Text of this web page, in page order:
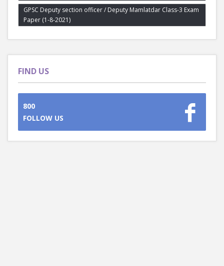
GPSC Deputy section officer / Deputy Mamlatdar Class-3 Exam
Paper (1-8-2021)
FIND US
800
FOLLOW US